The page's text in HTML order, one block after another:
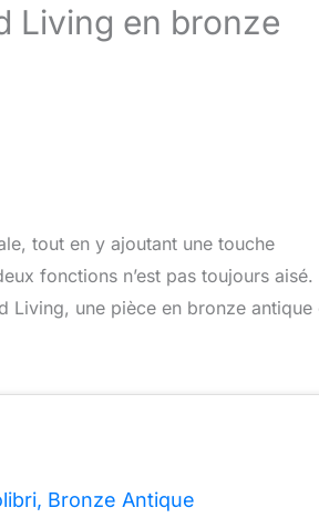
Living en bronze
tout en y ajoutant une touche
fonctions n’est pas toujours aisé.
Living, une pièce en bronze antique
Bronze Antique